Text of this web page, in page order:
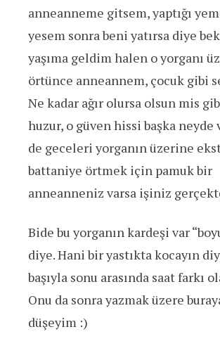
anneanneme gitsem, yaptığı
yesem sonra beni yatırsa diye
yaşıma geldim halen o yorganı
örtünce anneannem, çocuk gibi
Ne kadar ağır olursa olsun mis
huzur, o güven hissi başka neyde
de geceleri yorganın üzerine
battaniye örtmek için pamuk bir
anneanneniz varsa işiniz
Bide bu yorganın kardeşi var
diye. Hani bir yastıkta kocayın
başıyla sonu arasında saat farkı
Onu da sonra yazmak üzere
düşeyim :)